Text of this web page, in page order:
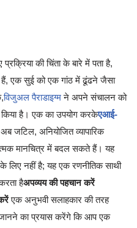
की चिंता के बारे में पता है,
एक सुई को एक गांठ में ढूंढने जैसा
विजुअल पैराडाइग्मने अपने संचालन को
है। एक का उपयोग करकेएआई-
अब जटिल, अनियोजित व्यापारिक
मानचित्र में बदल सकते हैं। यह
नहीं है; यह एक रणनीतिक साथी
हैअपव्यय की पहचान करें
एक अनुभवी सलाहकार की तरह
का प्रयास करेंगे कि आप एक